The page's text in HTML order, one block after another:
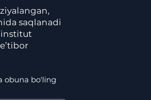
saqlanadi
institut
obuna bo'ling